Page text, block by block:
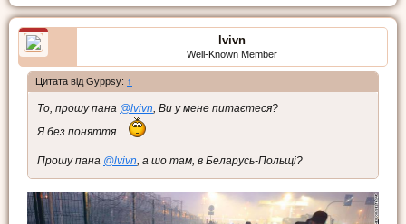
lvivn
Well-Known Member
Цитата від Gyppsy: ↑
То, прошу пана @lvivn, Ви у мене питаєтеся?
Я без поняття...
Прошу пана @lvivn, а шо там, в Беларусь-Польщі?